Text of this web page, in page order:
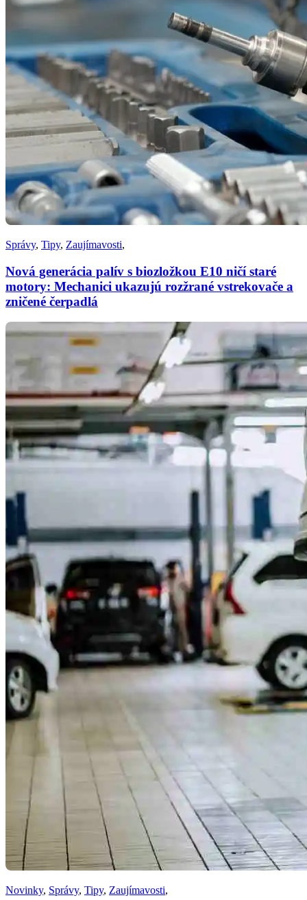
Správy, Tipy, Zaujímavosti,
Nová generácia palív s biozložkou E10 ničí staré
motory: Mechanici ukazujú rozžrané vstrekovače a
zničené čerpadlá
Novinky, Správy, Tipy, Zaujímavosti,